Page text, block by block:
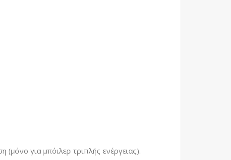
(μόνο για μπόιλερ τριπλής ενέργειας).